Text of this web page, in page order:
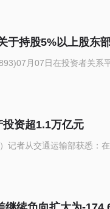
于持股5%以上股东
月07日在投资者关系
资超1.1万亿元
记者从交通运输部获悉：